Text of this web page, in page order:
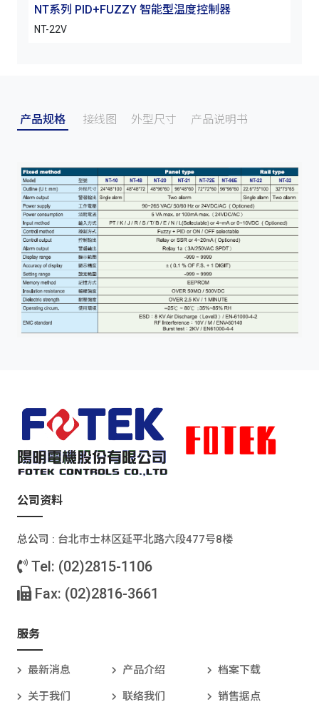
NT系列 PID+FUZZY 智能型温度控制器
NT-22V
产品规格 接线图 外型尺寸 产品说明书
公司资料
总公司 : 台北巿士林区延平北路六段477号8楼
Tel: (02)2815-1106
Fax: (02)2816-3661
服务
最新消息 产品介绍 档案下载
关于我们 联络我们 销售据点